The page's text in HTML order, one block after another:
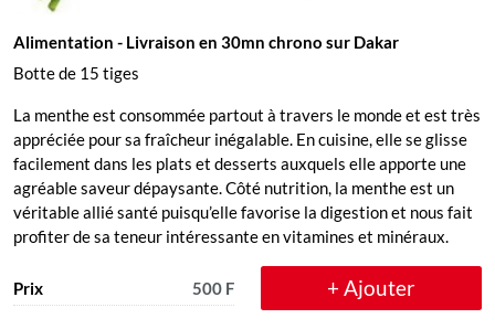
Alimentation - Livraison en 30mn chrono sur Dakar
Botte de 15 tiges
La menthe est consommée partout à travers le monde et est très
appréciée pour sa fraîcheur inégalable. En cuisine, elle se glisse
facilement dans les plats et desserts auxquels elle apporte une
agréable saveur dépaysante. Côté nutrition, la menthe est un
véritable allié santé puisqu’elle favorise la digestion et nous fait
profiter de sa teneur intéressante en vitamines et minéraux.
Prix 500 F + Ajouter